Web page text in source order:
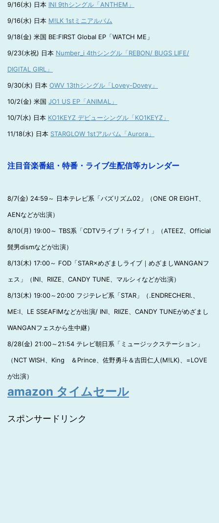
9/16(水) 日本 INI 9thシングル「ANTHEM」
9/16(水) 日本 M!LK 1stミニアルバム
9/18(金) 米国 BE:FIRST Global EP「WATCH ME」
9/23(水祝) 日本 Number_i 4thシングル「REBON/ BUGS LIFE/
DIGITAL GIRL」
9/30(水) 日本 OWV 13thシングル「Lovey-Dovey」
10/2(金) 米国 JO1 US EP「ANIMAL」
10/7(水) 日本 KO1KEYZ デビューシングル「KO1KEYZ」
11/18(水) 日本 STARGLOW 1stアルバム「Aurora」
注目音楽番組・特番・ライブ生配信等カレンダー
8/7(金) 24:59～ 日本テレビ系「バズリズム02」（ONE OR EIGHT、
AENなどが出演）
8/10(月) 19:00～ TBS系「CDTVライブ！ライブ！」（ATEEZ、Official
髭男dismなどが出演）
8/13(木) 17:00～ FOD「STAR×めざましライブ｜めざましWANGANフ
ェス」（INI、RIIZE、CANDY TUNE、マルシィなどが出演）
8/13(木) 19:00～20:00 フジテレビ系「STAR」（.ENDRECHERI.、
ME:I、LE SSEAFIMなどが出演/ INI、RIIZE、CANDY TUNEがめざまし
WANGANフェスから生中継）
8/28(金) 21:00～21:54 テレビ朝日系「ミュージックステーション」
（NCT WISH、King ＆Prince、佐野勇斗＆吉田仁人(M!LK)、=LOVE
が出演）
amazon タイムセール
スポンサードリンク